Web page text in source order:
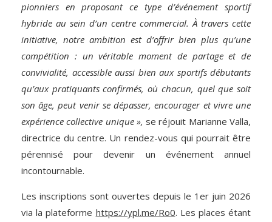
pionniers en proposant ce type d’événement sportif
hybride au sein d’un centre commercial. À travers cette
initiative, notre ambition est d’offrir bien plus qu’une
compétition : un véritable moment de partage et de
convivialité, accessible aussi bien aux sportifs débutants
qu’aux pratiquants confirmés, où chacun, quel que soit
son âge, peut venir se dépasser, encourager et vivre une
expérience collective unique », se réjouit Marianne Valla,
directrice du centre. Un rendez-vous qui pourrait être
pérennisé pour devenir un événement annuel
incontournable.
Les inscriptions sont ouvertes depuis le 1er juin 2026
via la plateforme https://ypl.me/Ro0. Les places étant